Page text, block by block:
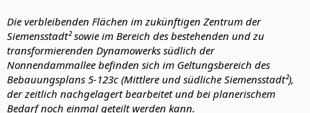
Die verbleibenden Flächen im zukünftigen Zentrum der
Siemensstadt² sowie im Bereich des bestehenden und zu
transformierenden Dynamowerks südlich der
Nonnendammallee befinden sich im Geltungsbereich des
Bebauungsplans 5‑123c (Mittlere und südliche Siemensstadt²),
der zeitlich nachgelagert bearbeitet und bei planerischem
Bedarf noch einmal geteilt werden kann.